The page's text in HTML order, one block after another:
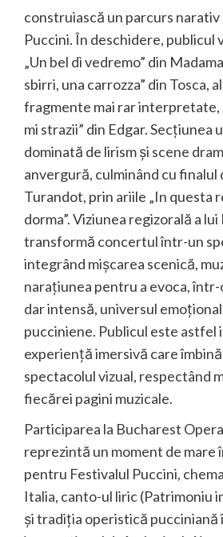
construiască un parcurs
Puccini. În deschidere, publicul
„Un bel dì vedremo” din
sbirri, una carrozza” din Tosca,
fragmente mai rar interpretate,
mi strazii” din Edgar. Secțiunea
dominată de lirism și scene
anvergură, culminând cu finalul
Turandot, prin ariile „In questa
dorma”. Viziunea regizorală a
transformă concertul într-un
integrând mișcarea scenică,
narațiunea pentru a evoca,
dar intensă, universul
pucciniene. Publicul este astfel
experiență imersivă care
spectacolul vizual, respectând
fiecărei pagini muzicale.
Participarea la Bucharest
reprezintă un moment de mare
pentru Festivalul Puccini,
Italia, canto-ul liric (Patrimoniu
și tradiția operistică